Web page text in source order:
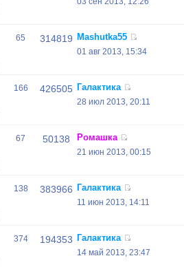
65 314819 Mashutka55
01 авг 2013, 15:34
166 426505 Галактика
28 июл 2013, 20:11
67 50138 Ромашка
21 июн 2013, 00:15
138 383966 Галактика
11 июн 2013, 14:11
374 194353 Галактика
14 май 2013, 23:47